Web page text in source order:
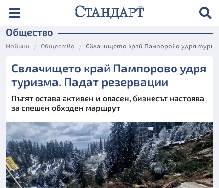
Общество
Новини Общество Свлачището край Пампорово удря
Свлачището край Пампорово удря
туризма. Падат резервации
Пътят остава активен и опасен, бизнесът настоява
за спешен обходен маршрут